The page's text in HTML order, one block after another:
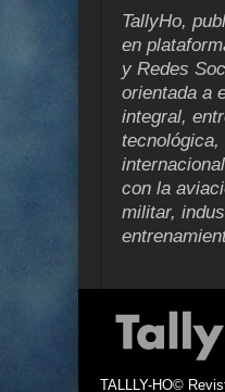
TallyHo,
en
y Redes
orientada a
integral,
tecnológica,
con la
militar,
TALLLY-HO©